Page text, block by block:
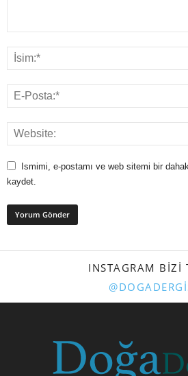
Ismimi, e-postamı ve web sitemi bir
kaydet.
INSTAGRAM BIZI